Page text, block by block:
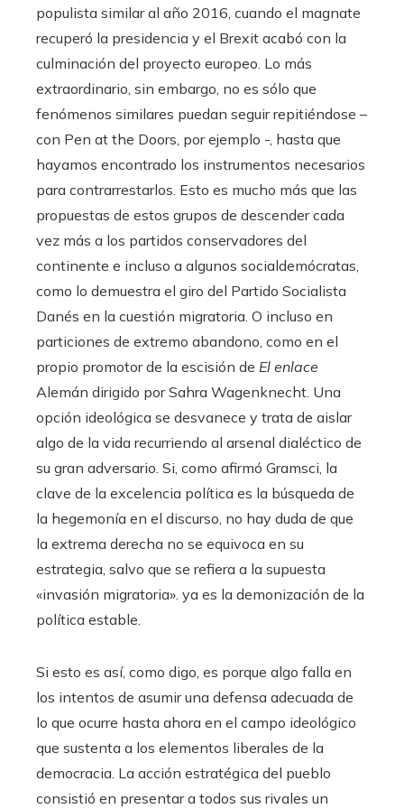
populista similar al año 2016, cuando el magnate
recuperó la presidencia y el Brexit acabó con la
culminación del proyecto europeo. Lo más
extraordinario, sin embargo, no es sólo que
fenómenos similares puedan seguir repitiéndose –
con Pen at the Doors, por ejemplo -, hasta que
hayamos encontrado los instrumentos necesarios
para contrarrestarlos. Esto es mucho más que las
propuestas de estos grupos de descender cada
vez más a los partidos conservadores del
continente e incluso a algunos socialdemócratas,
como lo demuestra el giro del Partido Socialista
Danés en la cuestión migratoria. O incluso en
particiones de extremo abandono, como en el
propio promotor de la escisión de El enlace
Alemán dirigido por Sahra Wagenknecht. Una
opción ideológica se desvanece y trata de aislar
algo de la vida recurriendo al arsenal dialéctico de
su gran adversario. Si, como afirmó Gramsci, la
clave de la excelencia política es la búsqueda de
la hegemonía en el discurso, no hay duda de que
la extrema derecha no se equivoca en su
estrategia, salvo que se refiera a la supuesta
«invasión migratoria». ya es la demonización de la
política estable.
Si esto es así, como digo, es porque algo falla en
los intentos de asumir una defensa adecuada de
lo que ocurre hasta ahora en el campo ideológico
que sustenta a los elementos liberales de la
democracia. La acción estratégica del pueblo
consistió en presentar a todos sus rivales un